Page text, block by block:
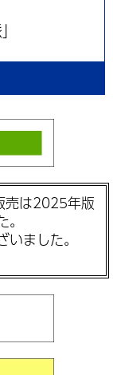
売は2025年版
ました。